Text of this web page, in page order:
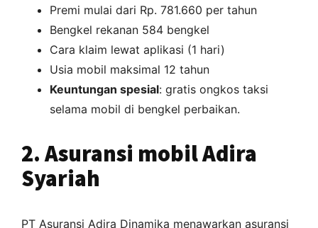
Premi mulai dari Rp. 781.660 per tahun
Bengkel rekanan 584 bengkel
Cara klaim lewat aplikasi (1 hari)
Usia mobil maksimal 12 tahun
Keuntungan spesial: gratis ongkos taksi
selama mobil di bengkel perbaikan.
2. Asuransi mobil Adira
Syariah
PT Asuransi Adira Dinamika menawarkan asuransi